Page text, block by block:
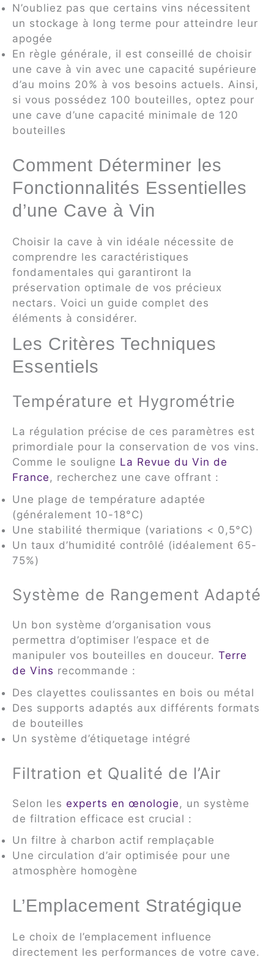
N’oubliez pas que certains vins nécessitent
un stockage à long terme pour atteindre leur
apogée
En règle générale, il est conseillé de choisir
une cave à vin avec une capacité supérieure
d’au moins 20% à vos besoins actuels. Ainsi,
si vous possédez 100 bouteilles, optez pour
une cave d’une capacité minimale de 120
bouteilles
Comment Déterminer les
Fonctionnalités Essentielles
d’une Cave à Vin
Choisir la cave à vin idéale nécessite de
comprendre les caractéristiques
fondamentales qui garantiront la
préservation optimale de vos précieux
nectars. Voici un guide complet des
éléments à considérer.
Les Critères Techniques
Essentiels
Température et Hygrométrie
La régulation précise de ces paramètres est
primordiale pour la conservation de vos vins.
Comme le souligne La Revue du Vin de
France , recherchez une cave offrant :
Une plage de température adaptée
(généralement 10-18°C)
Une stabilité thermique (variations < 0,5°C)
Un taux d’humidité contrôlé (idéalement 65-
75%)
Système de Rangement Adapté
Un bon système d’organisation vous
permettra d’optimiser l’espace et de
manipuler vos bouteilles en douceur. Terre
de Vins recommande :
Des clayettes coulissantes en bois ou métal
Des supports adaptés aux différents formats
de bouteilles
Un système d’étiquetage intégré
Filtration et Qualité de l’Air
Selon les experts en œnologie , un système
de filtration efficace est crucial :
Un filtre à charbon actif remplaçable
Une circulation d’air optimisée pour une
atmosphère homogène
L’Emplacement Stratégique
Le choix de l’emplacement influence
directement les performances de votre cave.